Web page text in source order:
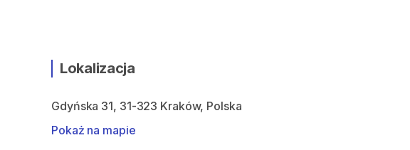
Lokalizacja
Gdyńska 31, 31-323 Kraków, Polska
Pokaż na mapie